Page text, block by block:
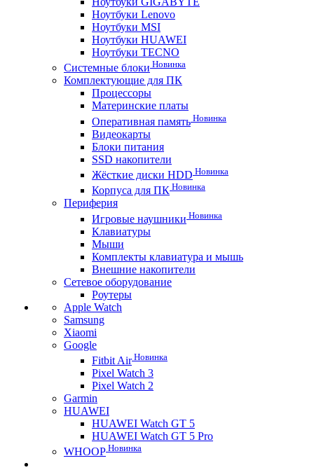
Ноутбуки Lenovo
Ноутбуки MSI
Ноутбуки HUAWEI
Ноутбуки TECNO
Системные блоки Новинка
Комплектующие для ПК
Процессоры
Материнские платы
Оперативная память Новинка
Видеокарты
Блоки питания
SSD накопители
Жёсткие диски HDD Новинка
Корпуса для ПК Новинка
Периферия
Игровые наушники Новинка
Клавиатуры
Мыши
Комплекты клавиатура и мышь
Внешние накопители
Сетевое оборудование
Роутеры
Apple Watch
Samsung
Xiaomi
Google
Fitbit AirНовинка
Pixel Watch 3
Pixel Watch 2
Garmin
HUAWEI
HUAWEI Watch GT 5
HUAWEI Watch GT 5 Pro
WHOOP Новинка